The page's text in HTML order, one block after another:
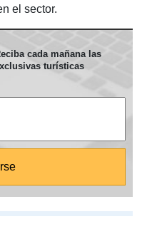
el sector.
cada mañana las
turísticas